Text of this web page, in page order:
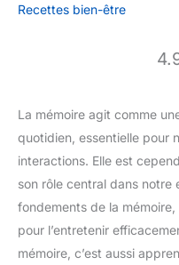
Recettes bien-être
La mémoire agit comme
quotidien, essentielle pour
interactions. Elle est
son rôle central dans notre
fondements de la
pour l’entretenir
mémoire, c’est aussi